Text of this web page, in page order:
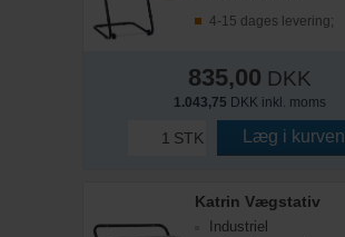
4-15 dages levering;
835,00 DKK
1.043,75 DKK inkl. moms
STK Læg i kurven
Katrin Vægstativ
Industriel